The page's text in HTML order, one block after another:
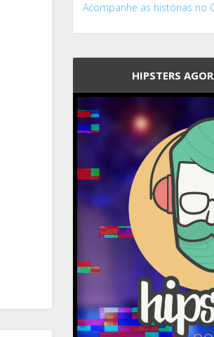
Acompanhe as histórias no
HIPSTERS